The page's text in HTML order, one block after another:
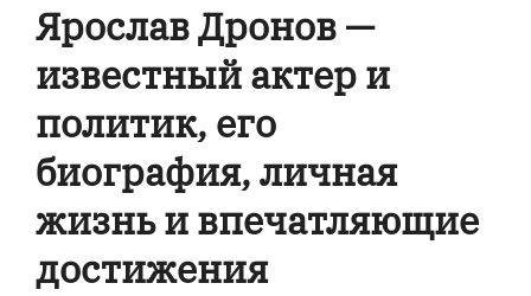
Ярослав Дронов —
известный актер и
политик, его
биография, личная
жизнь и впечатляющие
достижения